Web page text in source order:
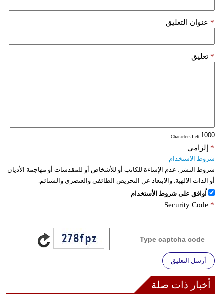
عنوان التعليق *
تعليق *
: Characters Left
إلزامي *
شروط الاستخدام
شروط النشر: عدم الإساءة للكاتب أو للأشخاص أو للمقدسات أو مهاجمة الأديان
أو الذات الالهية. والابتعاد عن التحريض الطائفي والعنصري والشتائم.
اُوافق على شروط الأستخدام
Security Code *
أرسل التعليق
أخبار ذات صلة